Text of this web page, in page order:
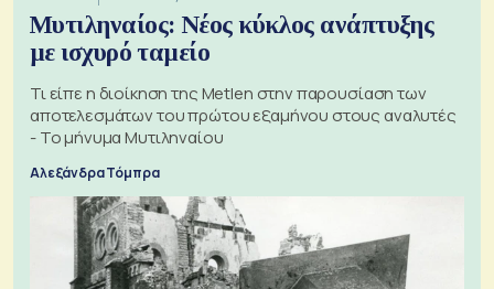
Μυτιληναίος: Νέος κύκλος ανάπτυξης
με ισχυρό ταμείο
Τι είπε η διοίκηση της Metlen στην παρουσίαση των
αποτελεσμάτων του πρώτου εξαμήνου στους αναλυτές
- Το μήνυμα Μυτιληναίου
Αλεξάνδρα Τόμπρα